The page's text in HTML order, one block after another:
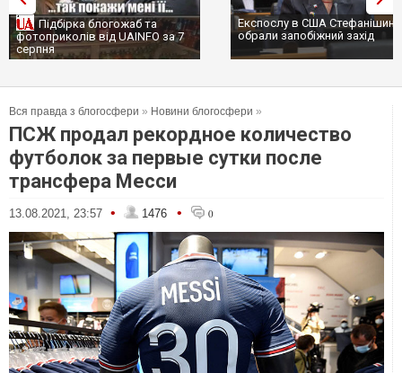
Підбірка блогожаб та
фотоприколів від UAINFO за 7
серпня
Експослу в США
обрали запобіжний захід
Вся правда з блогосфери » Новини блогосфери »
ПСЖ продал рекордное количество
футболок за первые сутки после
трансфера Месси
13.08.2021, 23:57 • 1476 • 0